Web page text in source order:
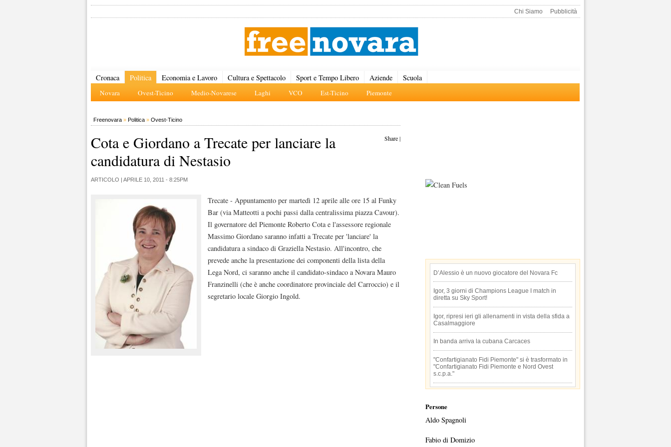
Chi Siamo Pubblicità
Cronaca Politica
Novara Ovest-Ticino Medio-Novarese Laghi VCO Est-Ticino Piemonte
Economia e Lavoro Cultura e Spettacolo Sport e Tempo Libero Aziende Scuola
Freenovara » Politica » Ovest-Ticino
Share|
Cota e Giordano a Trecate per lanciare la
candidatura di Nestasio
ARTICOLO | APRILE 10, 2011 - 8:25PM
Trecate - Appuntamento per martedì 12 aprile alle ore 15 al Funky
Bar (via Matteotti a pochi passi dalla centralissima piazza Cavour).
Il governatore del Piemonte Roberto Cota e l'assessore regionale
Massimo Giordano saranno infatti a Trecate per 'lanciare' la
candidatura a sindaco di Graziella Nestasio. All'incontro, che
prevede anche la presentazione dei componenti della lista della
Lega Nord, ci saranno anche il candidato-sindaco a Novara Mauro
Franzinelli (che è anche coordinatore provinciale del Carroccio) e il
segretario locale Giorgio Ingold.
D’Alessio è un nuovo giocatore del Novara Fc
Igor, 3 giorni di Champions League I match in
diretta su Sky Sport!
Igor, ripresi ieri gli allenamenti in vista della sfida a
Casalmaggiore
In banda arriva la cubana Carcaces
"Confartigianato Fidi Piemonte" si è trasformato in
"Confartigianato Fidi Piemonte e Nord Ovest
s.c.p.a."
Persone
Aldo Spagnoli
Fabio di Domizio